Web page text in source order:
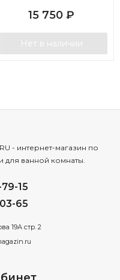
15 750 ₽
Нет в наличии
- интернет-магазин по
для ванной комнаты.
15
65
19А стр. 2